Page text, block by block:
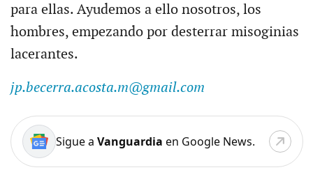
para ellas. Ayudemos a ello nosotros, los
hombres, empezando por desterrar misoginias
lacerantes.
jp.becerra.acosta.m@gmail.com
Sigue a Vanguardia en Google News.